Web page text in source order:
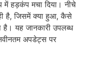
में हड़कंप मचा दिया। नीचे
है, जिसमें क्या हुआ, कैसे
यह जानकारी उपलब्ध
अपडेट्स पर